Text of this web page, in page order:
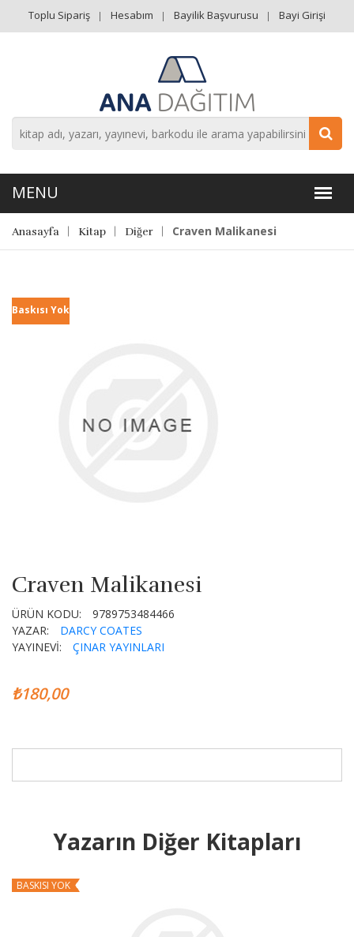
Toplu Sipariş Hesabım Bayilik Başvurusu Bayi Girişi
Anasayfa Kitap Diğer Craven Malikanesi
Baskısı Yok
Craven Malikanesi
ÜRÜN KODU:
9789753484466
YAZAR:
DARCY COATES
YAYINEVİ:
ÇINAR YAYINLARI
₺180,00
Yazarın Diğer Kitapları
BASKISI YOK